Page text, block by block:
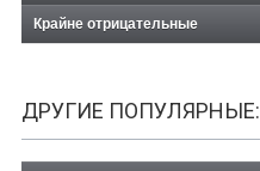
Крайне отрицательные
ДРУГИЕ ПОПУЛЯРНЫЕ: